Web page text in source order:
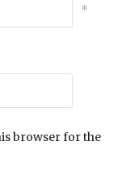
*
browser for the